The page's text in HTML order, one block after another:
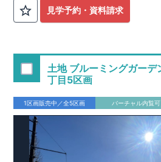
■オプションではありません！全棟標準
ム・ガス衣類乾燥機・食洗器・宅配ボ
成材にヒノキを使用しております！
■長期優良住宅もっと詳しく
「い
7つの厳しい技術基準をクリアした物
長期優良住宅。
長期優良住宅として認定を受けるため
の技術基準をクリアする必要がありま
リア！①耐震性②劣化対策③維持管
ギー性⑥居住環境⑦維持保全管理
そのほかの魅力として、住宅ローン
税、中古市場での売却時にも有利です
見学予約・資料請求
土地 ブルーミングガーデ
丁目5区画
1区画販売中／全5区画 バーチャル内覧可